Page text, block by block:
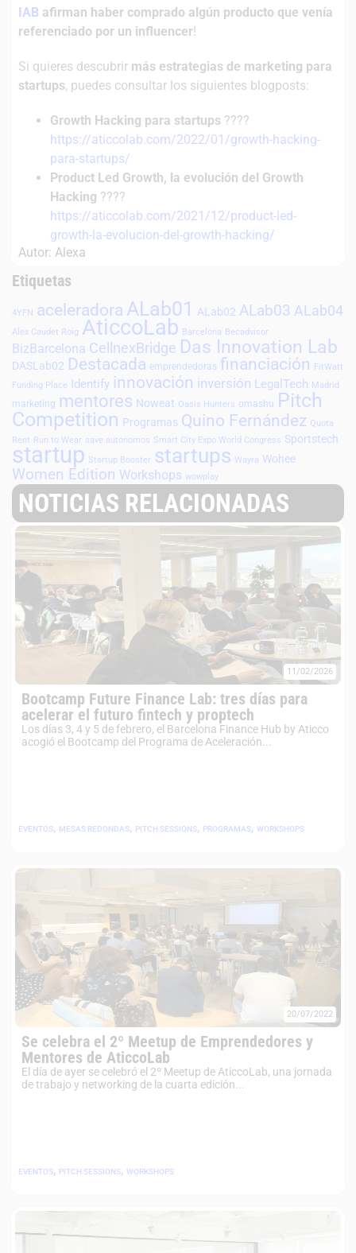
IAB afirman haber comprado algún producto que venía
referenciado por un influencer!
Si quieres descubrir más estrategias de marketing para
startups, puedes consultar los siguientes blogposts:
Growth Hacking para startups ????
https://aticcolab.com/2022/01/growth-hacking-
para-startups/
Product Led Growth, la evolución del Growth
Hacking ????
https://aticcolab.com/2021/12/product-led-
growth-la-evolucion-del-growth-hacking/
Autor: Alexa
Etiquetas
4YFN aceleradora ALab01 ALab02 ALab03 ALab04
Alex Caudet Roig AticcoLab Barcelona Becadvisor
BizBarcelona CellnexBridge Das Innovation Lab
DASLab02 Destacada emprendedoras financiación FitWatt
Funding Place Identify innovación inversión LegalTech Madrid
marketing mentores Noweat Oasis Hunters omashu Pitch
Competition Programas Quino Fernández Quota
Rent Run to Wear save autonomos Smart City Expo World Congress Sportstech
startup Startup Booster startups Wayra Wohee
Women Edition Workshops wowplay
NOTICIAS RELACIONADAS
11/02/2026
Bootcamp Future Finance Lab: tres días para
acelerar el futuro fintech y proptech
Los días 3, 4 y 5 de febrero, el Barcelona Finance Hub by Aticco
acogió el Bootcamp del Programa de Aceleración...
EVENTOS, MESAS REDONDAS, PITCH SESSIONS, PROGRAMAS, WORKSHOPS
20/07/2022
Se celebra el 2º Meetup de Emprendedores y
Mentores de AticcoLab
El día de ayer se celebró el 2º Meetup de AticcoLab, una jornada
de trabajo y networking de la cuarta edición...
EVENTOS, PITCH SESSIONS, WORKSHOPS